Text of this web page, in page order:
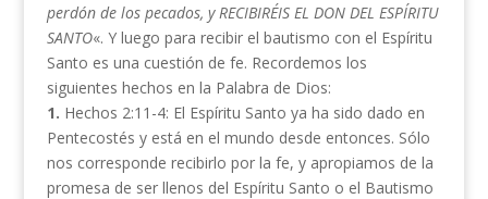
perdón de los pecados, y RECIBIRÉIS EL DON DEL ESPÍRITU
SANTO«. Y luego para recibir el bautismo con el Espíritu
Santo es una cuestión de fe. Recordemos los
siguientes hechos en la Palabra de Dios:
1. Hechos 2:11-4: El Espíritu Santo ya ha sido dado en
Pentecostés y está en el mundo desde entonces. Sólo
nos corresponde recibirlo por la fe, y apropiamos de la
promesa de ser llenos del Espíritu Santo o el Bautismo